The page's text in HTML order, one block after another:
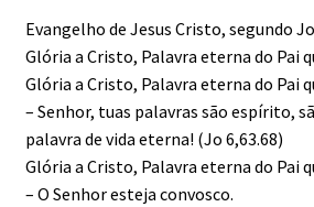
Evangelho de Jesus Cristo, segundo
Glória a Cristo, Palavra eterna do Pai
Glória a Cristo, Palavra eterna do Pai
– Senhor, tuas palavras são espírito,
palavra de vida eterna! (Jo 6,63.68)
Glória a Cristo, Palavra eterna do Pai
– O Senhor esteja convosco.